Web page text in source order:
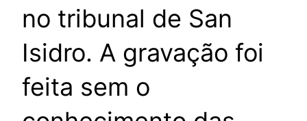
no tribunal de San
Isidro. A gravação foi
feita sem o